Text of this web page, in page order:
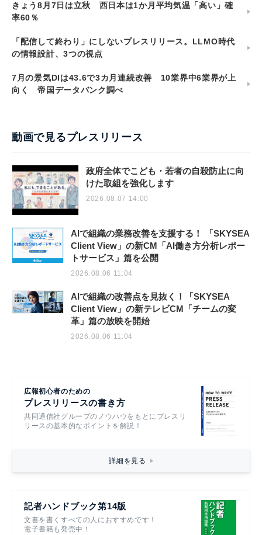
きょう8月7日は立秋 西日本は1か月平均気温「高い」確
率60％
「配信して終わり」にしないプレスリリース。LLMO時代
の情報設計、3つの視点
7月の景気DIは43.6で3カ月連続改善 10業界中6業界が上
向く 帝国データバンク調べ
動画で見るプレスリリース
政府全体でこども・若者の自殺防止に向
けた取組を強化します
2026.08.07 14:00
AIで組織の業務改善を支援する！ 「SKYSEA
Client View」の新CM「AI働き方分析レポー
トサービス」篇を公開
2026.08.06 11:04
AIで組織の改善点を見抜く！「SKYSEA
Client View」の新テレビCM「チームの変
革」篇の放映を開始
2026.08.06 11:04
広報初心者のための
プレスリリースの書き方
共同通信社グループのノウハウをもとにプレスリ
リースの基本的なポイントを解説！
詳細を見る
記者ハンドブック第14版
文書を書くすべての人におすすめです！
電子書籍も発売中！